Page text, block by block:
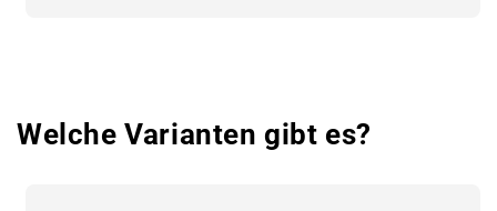
Welche Varianten gibt es?